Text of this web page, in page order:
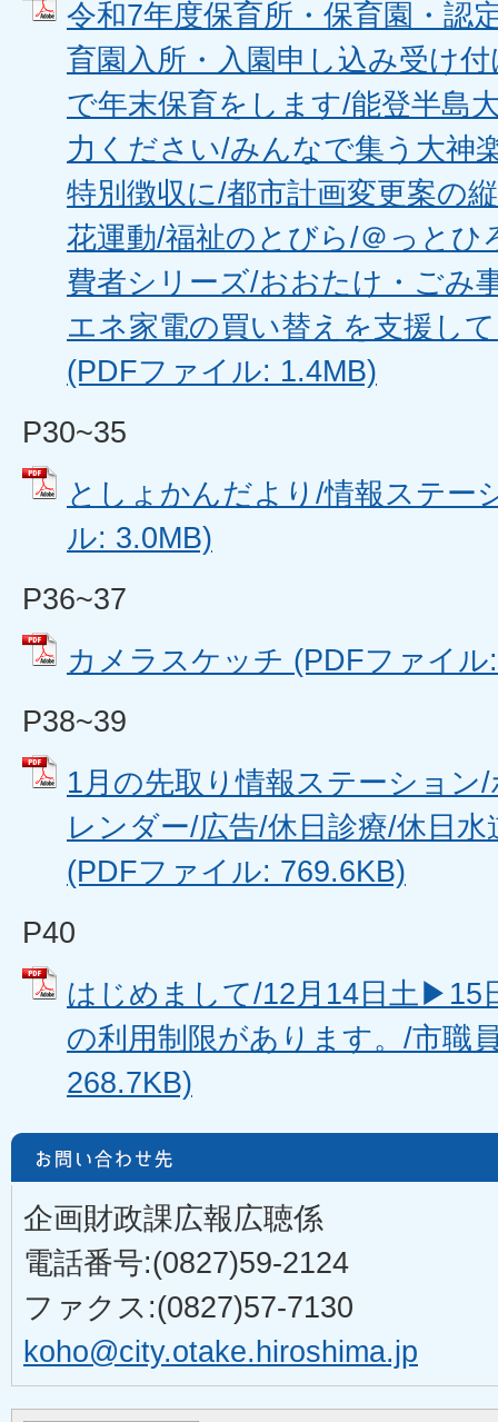
令和7年度保育所・保育園・認
育園入所・入園申し込み受け
で年末保育をします/能登半島
力ください/みんなで集う大神
特別徴収に/都市計画変更案の
花運動/福祉のとびら/＠っとひ
費者シリーズ/おおたけ・ごみ
エネ家電の買い替えを支援し
(PDFファイル: 1.4MB)
P30~35
としょかんだより/情報ステー
ル: 3.0MB)
P36~37
カメラスケッチ (PDFファイル
P38~39
1月の先取り情報ステーション
レンダー/広告/休日診療/休日
(PDFファイル: 769.6KB)
P40
はじめまして/12月14日土▶15
の利用制限があります。/市職
268.7KB)
企画財政課広報広聴係
電話番号:(0827)59-2124
ファクス:(0827)57-7130
koho@city.otake.hiroshima.jp